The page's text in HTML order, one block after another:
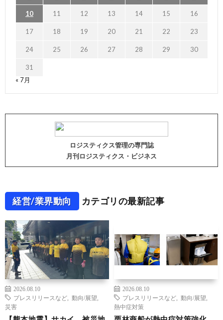
10 11 12 13 14 15 16
17 18 19 20 21 22 23
24 25 26 27 28 29 30
31
« 7月
ロジスティクス管理の専門誌
月刊ロジスティクス・ビジネス
経営/業界動向 カテゴリの最新記事
2026.08.10
プレスリリースなど
動向/展望
災害
2026.08.10
プレスリリースなど
動向/展望
熱中症対策